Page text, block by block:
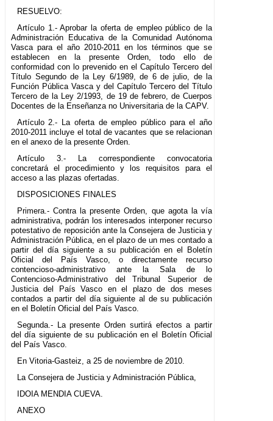
RESUELVO:
Artículo 1.- Aprobar la oferta de empleo público de la
Administración Educativa de la Comunidad Autónoma
Vasca para el año 2010-2011 en los términos que se
establecen en la presente Orden, todo ello de
conformidad con lo prevenido en el Capítulo Tercero del
Título Segundo de la Ley 6/1989, de 6 de julio, de la
Función Pública Vasca y del Capítulo Tercero del Título
Tercero de la Ley 2/1993, de 19 de febrero, de Cuerpos
Docentes de la Enseñanza no Universitaria de la CAPV.
Artículo 2.- La oferta de empleo público para el año
2010-2011 incluye el total de vacantes que se relacionan
en el anexo de la presente Orden.
Artículo 3.- La correspondiente convocatoria
concretará el procedimiento y los requisitos para el
acceso a las plazas ofertadas.
DISPOSICIONES FINALES
Primera.- Contra la presente Orden, que agota la vía
administrativa, podrán los interesados interponer recurso
potestativo de reposición ante la Consejera de Justicia y
Administración Pública, en el plazo de un mes contado a
partir del día siguiente a su publicación en el Boletín
Oficial del País Vasco, o directamente recurso
contencioso-administrativo ante la Sala de lo
Contencioso-Administrativo del Tribunal Superior de
Justicia del País Vasco en el plazo de dos meses
contados a partir del día siguiente al de su publicación
en el Boletín Oficial del País Vasco.
Segunda.- La presente Orden surtirá efectos a partir
del día siguiente de su publicación en el Boletín Oficial
del País Vasco.
En Vitoria-Gasteiz, a 25 de noviembre de 2010.
La Consejera de Justicia y Administración Pública,
IDOIA MENDIA CUEVA.
ANEXO